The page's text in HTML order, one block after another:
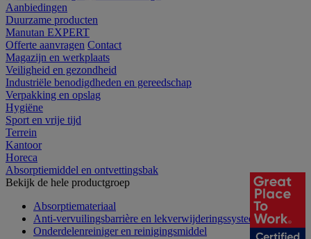
Aanbiedingen
Duurzame producten
Manutan EXPERT
Offerte aanvragen Contact
Magazijn en werkplaats
Veiligheid en gezondheid
Industriële benodigdheden en gereedschap
Verpakking en opslag
Hygiëne
Sport en vrije tijd
Terrein
Kantoor
Horeca
Absorptiemiddel en ontvettingsbak
Bekijk de hele productgroep
Absorptiemateriaal
Anti-vervuilingsbarrière en lekverwijderingssysteem
Onderdelenreiniger en reinigingsmiddel